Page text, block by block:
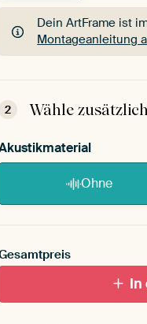
Dein ArtFrame ist
Montageanleitung
Dein ArtFrame ist
2 Wähle
Ohne
In